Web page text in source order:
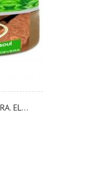
EL...